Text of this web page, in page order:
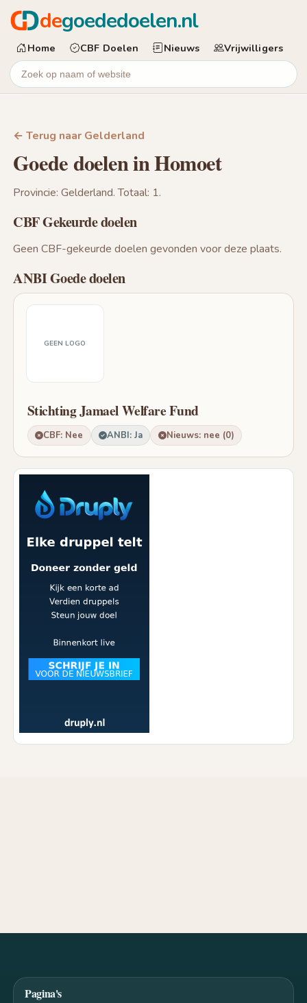
degoededoelen.nl
Home CBF Doelen Nieuws Vrijwilligers
← Terug naar Gelderland
Goede doelen in Homoet
Provincie: Gelderland. Totaal: 1.
CBF Gekeurde doelen
Geen CBF-gekeurde doelen gevonden voor deze plaats.
ANBI Goede doelen
GEEN LOGO
Stichting Jamael Welfare Fund
CBF: Nee ANBI: Ja Nieuws: nee (0)
Pagina's